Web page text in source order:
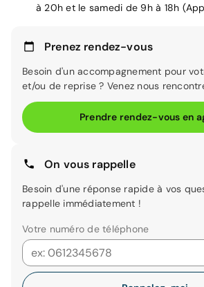
à 20h et le samedi de 9h à 18h
Prenez rendez-vous
Besoin d'un accompagnement pour
et/ou de reprise ? Venez nous
Prendre rendez-vous en
On vous rappelle
Besoin d'une réponse rapide à vos
rappelle immédiatement !
Votre numéro de téléphone